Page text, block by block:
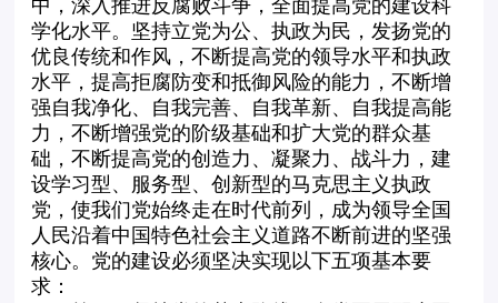
中，深入推进反腐败斗争，全面提高党的建设科
学化水平。坚持立党为公、执政为民，发扬党的
优良传统和作风，不断提高党的领导水平和执政
水平，提高拒腐防变和抵御风险的能力，不断增
强自我净化、自我完善、自我革新、自我提高能
力，不断增强党的阶级基础和扩大党的群众基
础，不断提高党的创造力、凝聚力、战斗力，建
设学习型、服务型、创新型的马克思主义执政
党，使我们党始终走在时代前列，成为领导全国
人民沿着中国特色社会主义道路不断前进的坚强
核心。党的建设必须坚决实现以下五项基本要
求：